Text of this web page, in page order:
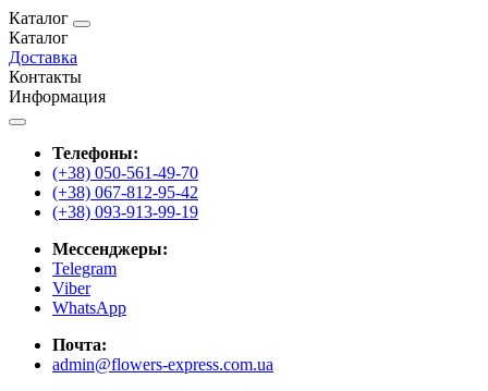
Каталог
Каталог
Доставка
Контакты
Информация
Телефоны:
(+38) 050-561-49-70
(+38) 067-812-95-42
(+38) 093-913-99-19
Мессенджеры:
Telegram
Viber
WhatsApp
Почта:
admin@flowers-express.com.ua